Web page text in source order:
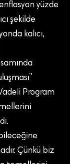
yüzde
şekilde
kalıcı,
Program
Çünkü biz